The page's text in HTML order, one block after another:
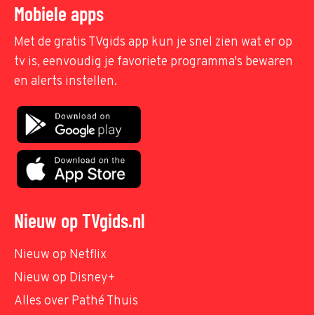
Mobiele apps
Met de gratis TVgids app kun je snel zien wat er op
tv is, eenvoudig je favoriete programma's bewaren
en alerts instellen.
Nieuw op TVgids.nl
Nieuw op Netflix
Nieuw op Disney+
Alles over Pathé Thuis